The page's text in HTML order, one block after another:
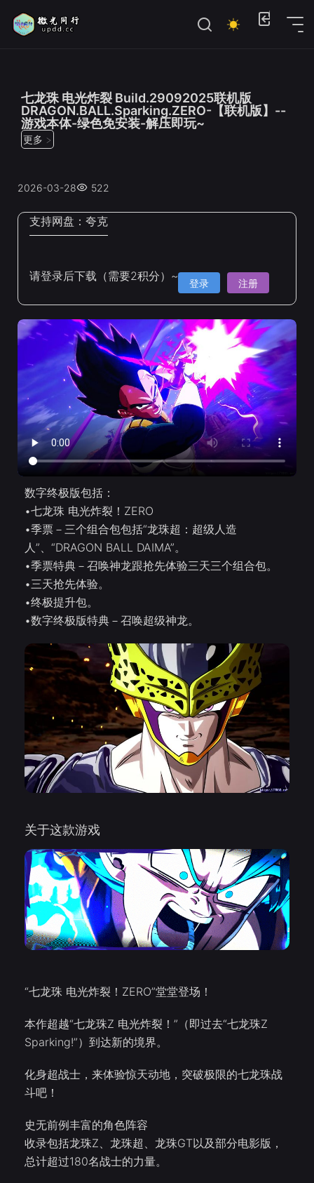
七龙珠 电光炸裂 Build.29092025联机版
DRAGON.BALL.Sparking.ZERO-【联机版】--
游戏本体-绿色免安装-解压即玩~
更多 >
2026-03-28 522
支持网盘： 夸克
请登录后下载（需要2积分）~ 登录 注册
数字终极版包括：
•七龙珠 电光炸裂！ZERO
•季票－三个组合包包括“龙珠超：超级人造
人”、“DRAGON BALL DAIMA”。
•季票特典－召唤神龙跟抢先体验三天三个组合包。
•三天抢先体验。
•终极提升包。
•数字终极版特典－召唤超级神龙。
关于这款游戏
“七龙珠 电光炸裂！ZERO”堂堂登场！
本作超越“七龙珠Z 电光炸裂！”（即过去“七龙珠Z
Sparking!”）到达新的境界。
化身超战士，来体验惊天动地，突破极限的七龙珠战
斗吧！
史无前例丰富的角色阵容
收录包括龙珠Z、龙珠超、龙珠GT以及部分电影版，
总计超过180名战士的力量。